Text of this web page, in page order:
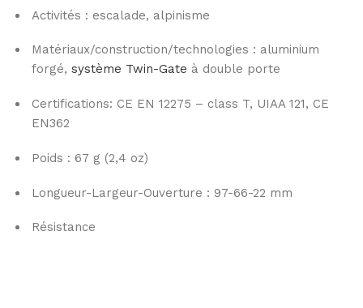
Activités : escalade, alpinisme
Matériaux/construction/technologies : aluminium
forgé, système Twin-Gate à double porte
Certifications: CE EN 12275 – class T, UIAA 121, CE
EN362
Poids : 67 g (2,4 oz)
Longueur-Largeur-Ouverture : 97-66-22 mm
Résistance